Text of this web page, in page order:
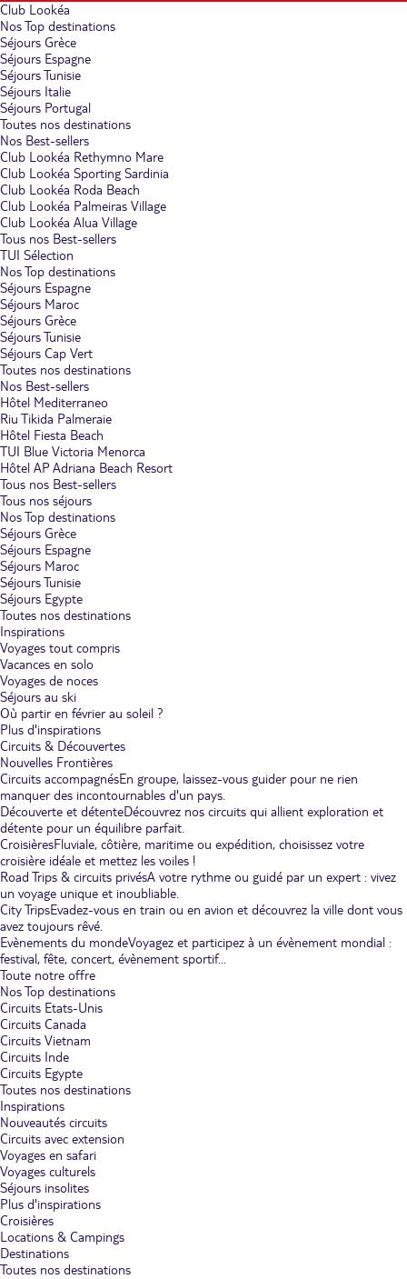
Club Lookéa
Nos Top destinations
Séjours Grèce
Séjours Espagne
Séjours Tunisie
Séjours Italie
Séjours Portugal
Toutes nos destinations
Nos Best-sellers
Club Lookéa Rethymno Mare
Club Lookéa Sporting Sardinia
Club Lookéa Roda Beach
Club Lookéa Palmeiras Village
Club Lookéa Alua Village
Tous nos Best-sellers
TUI Sélection
Nos Top destinations
Séjours Espagne
Séjours Maroc
Séjours Grèce
Séjours Tunisie
Séjours Cap Vert
Toutes nos destinations
Nos Best-sellers
Hôtel Mediterraneo
Riu Tikida Palmeraie
Hôtel Fiesta Beach
TUI Blue Victoria Menorca
Hôtel AP Adriana Beach Resort
Tous nos Best-sellers
Tous nos séjours
Nos Top destinations
Séjours Grèce
Séjours Espagne
Séjours Maroc
Séjours Tunisie
Séjours Egypte
Toutes nos destinations
Inspirations
Voyages tout compris
Vacances en solo
Voyages de noces
Séjours au ski
Où partir en février au soleil ?
Plus d'inspirations
Circuits & Découvertes
Nouvelles Frontières
Circuits accompagnésEn groupe, laissez-vous guider pour ne rien
manquer des incontournables d'un pays.
Découverte et détenteDécouvrez nos circuits qui allient exploration et
détente pour un équilibre parfait.
CroisièresFluviale, côtière, maritime ou expédition, choisissez votre
croisière idéale et mettez les voiles !
Road Trips & circuits privésA votre rythme ou guidé par un expert : vivez
un voyage unique et inoubliable.
City TripsEvadez-vous en train ou en avion et découvrez la ville dont vous
avez toujours rêvé.
Evènements du mondeVoyagez et participez à un évènement mondial :
festival, fête, concert, évènement sportif...
Toute notre offre
Nos Top destinations
Circuits Etats-Unis
Circuits Canada
Circuits Vietnam
Circuits Inde
Circuits Egypte
Toutes nos destinations
Inspirations
Nouveautés circuits
Circuits avec extension
Voyages en safari
Voyages culturels
Séjours insolites
Plus d'inspirations
Croisières
Locations & Campings
Destinations
Toutes nos destinations